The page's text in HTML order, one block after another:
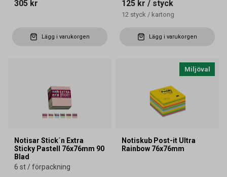
305 kr
Lägg i varukorgen
125 kr / styck
12 styck / kartong
Lägg i varukorgen
Notisar Stick´n Extra
Sticky Pastell 76x76mm 90
Blad
6 st / förpackning
Miljöval
Notiskub Post-it Ultra
Rainbow 76x76mm